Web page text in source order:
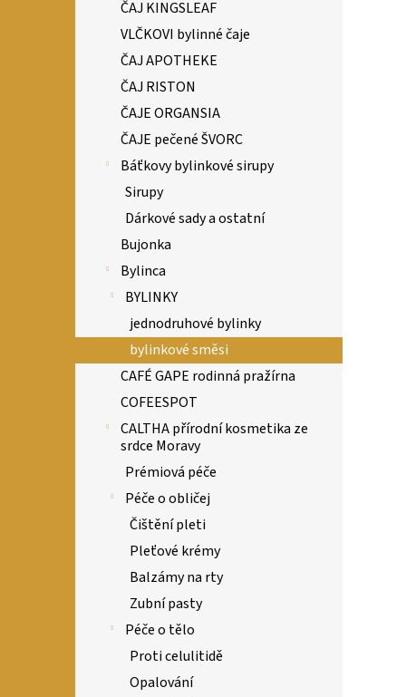
ČAJ KINGSLEAF
VLČKOVI bylinné čaje
ČAJ APOTHEKE
ČAJ RISTON
ČAJE ORGANSIA
ČAJE pečené ŠVORC
Báťkovy bylinkové sirupy
Sirupy
Dárkové sady a ostatní
Bujonka
Bylinca
BYLINKY
jednodruhové bylinky
bylinkové směsi
CAFÉ GAPE rodinná pražírna
COFEESPOT
CALTHA přírodní kosmetika ze
srdce Moravy
Prémiová péče
Péče o obličej
Čištění pleti
Pleťové krémy
Balzámy na rty
Zubní pasty
Péče o tělo
Proti celulitidě
Opalování